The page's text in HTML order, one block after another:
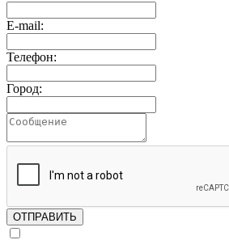
E-mail:
Телефон:
Город:
ОТПРАВИТЬ